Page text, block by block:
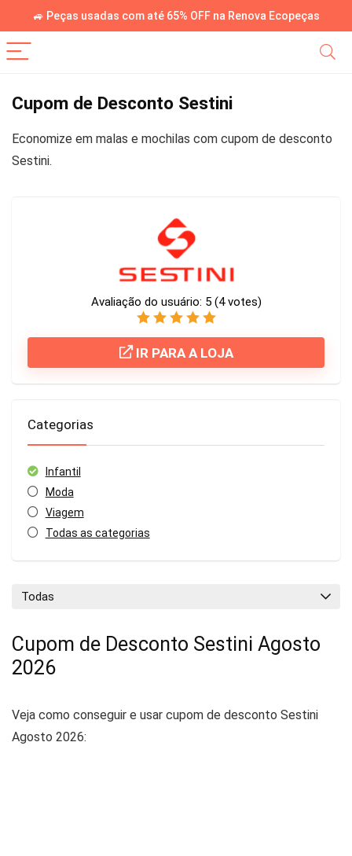
🚙 Peças usadas com até 65% OFF na Renova Ecopeças
Cupom de Desconto Sestini
Economize em malas e mochilas com cupom de desconto
Sestini.
Avaliação do usuário: 5 (4votes)
IR PARA A LOJA
Categorias
Infantil
Moda
Viagem
Todas as categorias
Todas
Cupom de Desconto Sestini Agosto
2026
Veja como conseguir e usar cupom de desconto Sestini
Agosto 2026: